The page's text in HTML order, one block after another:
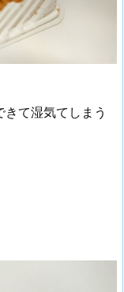
て湿気てしまう